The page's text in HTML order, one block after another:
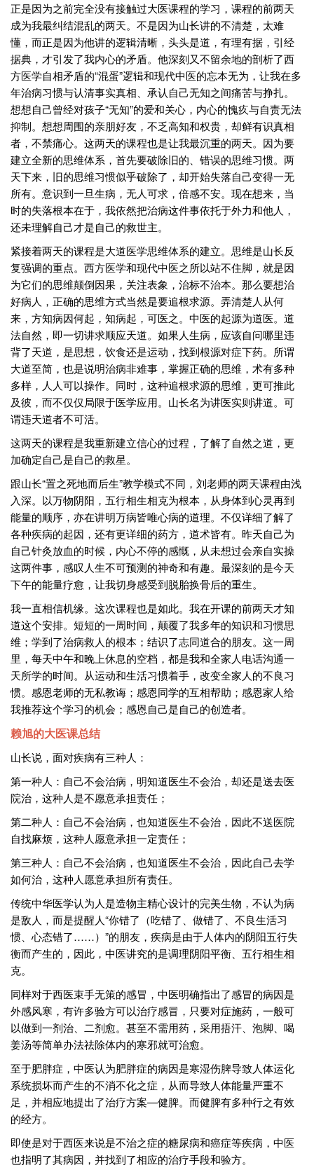
正是因为之前完全没有接触过大医课程的学习，课程的前两天
成为我最纠结混乱的两天。不是因为山长讲的不清楚，太难
懂，而正是因为他讲的逻辑清晰，头头是道，有理有据，引经
据典，才引发了我内心的矛盾。他深刻又不留余地的剖析了西
方医学自相矛盾的“混蛋”逻辑和现代中医的忘本无为，让我在多
年治病习惯与认清事实真相、承认自己无知之间痛苦与挣扎。
想想自己曾经对孩子“无知”的爱和关心，内心的愧疚与自责无法
抑制。想想周围的亲朋好友，不乏高知和权贵，却鲜有识真相
者，不禁痛心。这两天的课程也是让我最沉重的两天。因为要
建立全新的思维体系，首先要破除旧的、错误的思维习惯。两
天下来，旧的思维习惯似乎破除了，却开始失落自己变得一无
所有。意识到一旦生病，无人可求，倍感不安。现在想来，当
时的失落根本在于，我依然把治病这件事依托于外力和他人，
还未理解自己才是自己的救世主。
紧接着两天的课程是大道医学思维体系的建立。思维是山长反
复强调的重点。西方医学和现代中医之所以站不住脚，就是因
为它们的思维颠倒因果，关注表象，治标不治本。那么要想治
好病人，正确的思维方式当然是要追根求源。弄清楚人从何
来，方知病因何起，知病起，可医之。中医的起源为道医。道
法自然，即一切讲求顺应天道。如果人生病，应该自问哪里违
背了天道，是思想，饮食还是运动，找到根源对症下药。所谓
大道至简，也是说明治病非难事，掌握正确的思维，术有多种
多样，人人可以操作。同时，这种追根求源的思维，更可推此
及彼，而不仅仅局限于医学应用。山长名为讲医实则讲道。可
谓违天道者不可活。
这两天的课程是我重新建立信心的过程，了解了自然之道，更
加确定自己是自己的救星。
跟山长“置之死地而后生”教学模式不同，刘老师的两天课程由浅
入深。以万物阴阳，五行相生相克为根本，从身体到心灵再到
能量的顺序，亦在讲明万病皆唯心病的道理。不仅详细了解了
各种疾病的起因，还有更详细的药方，道术皆有。昨天自己为
自己针灸放血的时候，内心不停的感慨，从未想过会亲自实操
这两件事，感叹人生不可预测的神奇和有趣。最深刻的是今天
下午的能量疗愈，让我切身感受到脱胎换骨后的重生。
我一直相信机缘。这次课程也是如此。我在开课的前两天才知
道这个安排。短短的一周时间，颠覆了我多年的知识和习惯思
维；学到了治病救人的根本；结识了志同道合的朋友。这一周
里，每天中午和晚上休息的空档，都是我和全家人电话沟通一
天所学的时间。从运动和生活习惯着手，改变全家人的不良习
惯。感恩老师的无私教诲；感恩同学的互相帮助；感恩家人给
我推荐这个学习的机会；感恩自己是自己的创造者。
赖旭的大医课总结
山长说，面对疾病有三种人：
第一种人：自己不会治病，明知道医生不会治，却还是送去医
院治，这种人是不愿意承担责任；
第二种人：自己不会治病，也知道医生不会治，因此不送医院
自找麻烦，这种人愿意承担一定责任；
第三种人：自己不会治病，也知道医生不会治，因此自己去学
如何治，这种人愿意承担所有责任。
传统中华医学认为人是造物主精心设计的完美生物，不认为病
是敌人，而是提醒人“你错了（吃错了、做错了、不良生活习
惯、心态错了……）”的朋友，疾病是由于人体内的阴阳五行失
衡而产生的，因此，中医讲究的是调理阴阳平衡、五行相生相
克。
同样对于西医束手无策的感冒，中医明确指出了感冒的病因是
外感风寒，有许多验方可以治疗感冒，只要对症施药，一般可
以做到一剂治、二剂愈。甚至不需用药，采用捂汗、泡脚、喝
姜汤等简单办法祛除体内的寒邪就可治愈。
至于肥胖症，中医认为肥胖症的病因是寒湿伤脾导致人体运化
系统损坏而产生的不消不化之症，从而导致人体能量严重不
足，并相应地提出了治疗方案—健脾。而健脾有多种行之有效
的经方。
即使是对于西医来说是不治之症的糖尿病和癌症等疾病，中医
也指明了其病因，并找到了相应的治疗手段和验方。